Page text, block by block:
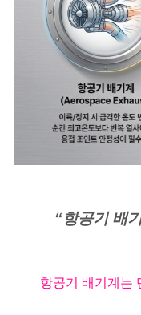
“항공기 배
항공기 배기계는